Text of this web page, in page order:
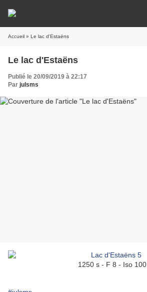
Accueil » Le lac d'Estaëns
Le lac d'Estaëns
Publié le 20/09/2019 à 22:17
Par julsms
1250 s - F 8 - Iso 100